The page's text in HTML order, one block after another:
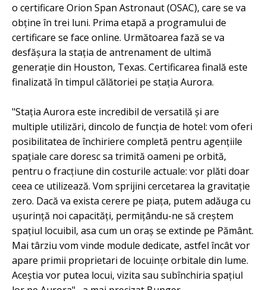
o certificare Orion Span Astronaut (OSAC), care se va
obține în trei luni. Prima etapă a programului de
certificare se face online. Următoarea fază se va
desfășura la stația de antrenament de ultimă
generație din Houston, Texas. Certificarea finală este
finalizată în timpul călătoriei pe stația Aurora.
"Stația Aurora este incredibil de versatilă și are
multiple utilizări, dincolo de funcția de hotel: vom oferi
posibilitatea de închiriere completă pentru agențiile
spațiale care doresc sa trimită oameni pe orbită,
pentru o fracțiune din costurile actuale: vor plăti doar
ceea ce utilizează. Vom sprijini cercetarea la gravitație
zero. Dacă va exista cerere pe piața, putem adăuga cu
ușurință noi capacități, permițându-ne să creștem
spațiul locuibil, asa cum un oraș se extinde pe Pământ.
Mai târziu vom vinde module dedicate, astfel încât vor
apare primii proprietari de locuințe orbitale din lume.
Aceștia vor putea locui, vizita sau subînchiria spațiul